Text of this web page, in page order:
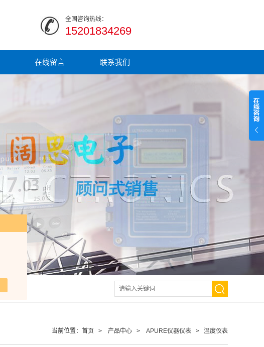
全国咨询热线：
15201834269
在线留言 联系我们
当前位置： 首页 > 产品中心 > APURE仪器仪表 > 温度仪表